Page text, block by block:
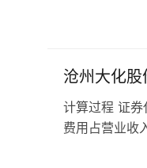
沧州大化股
计算过程 证
费用占营业收